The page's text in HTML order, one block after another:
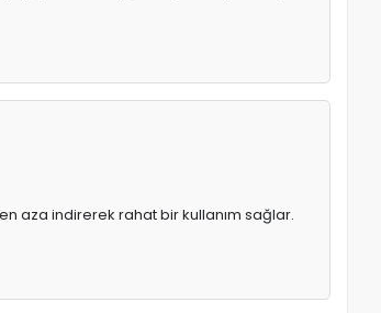
aza indirerek rahat bir kullanım sağlar.